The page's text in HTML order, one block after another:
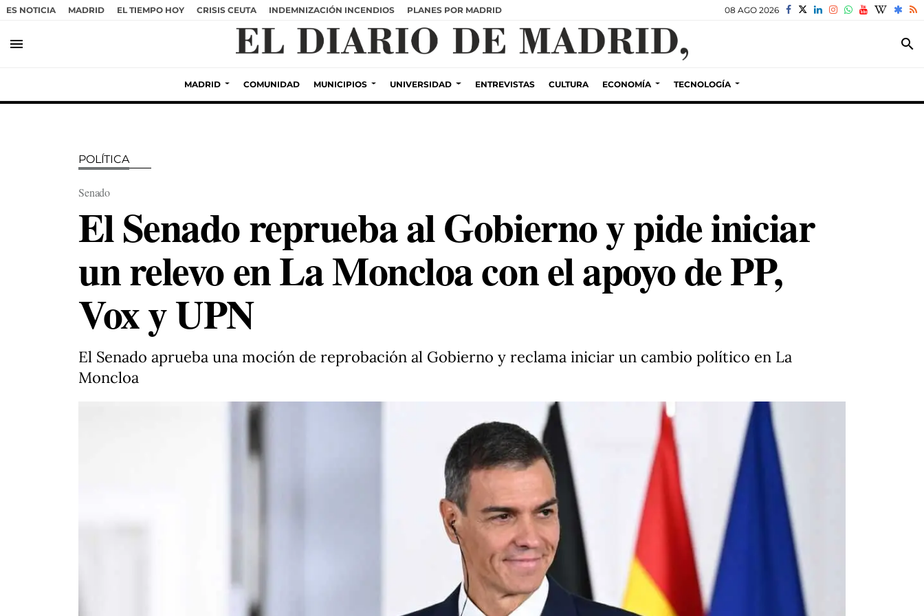
ES NOTICIA MADRID EL TIEMPO HOY CRISIS CEUTA INDEMNIZACIÓN INCENDIOS PLANES POR MADRID 08 AGO 2026
menu search
MADRID COMUNIDAD MUNICIPIOS UNIVERSIDAD ENTREVISTAS CULTURA ECONOMÍA TECNOLOGÍA
POLÍTICA
Senado
El Senado reprueba al Gobierno y pide iniciar
un relevo en La Moncloa con el apoyo de PP,
Vox y UPN
El Senado aprueba una moción de reprobación al Gobierno y reclama iniciar un cambio político en La
Moncloa